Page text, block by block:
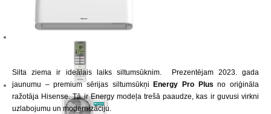
Silta ziema ir ideālais laiks siltumsūknim. Prezentējam 2023. gada
jaunumu – premium sērijas siltumsūkņi
Energy Pro Plus no oriģināla
ražotāja Hisense. Tā ir Energy modeļa trešā paaudze, kas ir guvusi virkni
uzlabojumu un modernizāciju.